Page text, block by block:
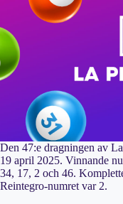
Den 47:e dragningen av
19 april 2025. Vinnande
34, 17, 2 och 46.
Reintegro-numret var 2.